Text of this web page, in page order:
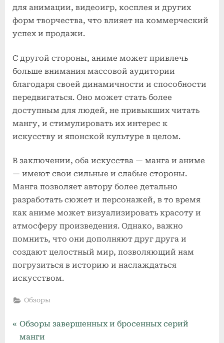
для анимации, видеоигр, косплея и других
форм творчества, что влияет на коммерческий
успех и продажи.
С другой стороны, аниме может привлечь
больше внимания массовой аудитории
благодаря своей динамичности и способности
передвигаться. Оно может стать более
доступным для людей, не привыкших читать
мангу, и стимулировать их интерес к
искусству и японской культуре в целом.
В заключении, оба искусства — манга и аниме
— имеют свои сильные и слабые стороны.
Манга позволяет автору более детально
разработать сюжет и персонажей, в то время
как аниме может визуализировать красоту и
атмосферу произведения. Однако, важно
помнить, что они дополняют друг друга и
создают целостный мир, позволяющий нам
погрузиться в историю и наслаждаться
искусством.
Обзоры
Навигация
P
r
Обзоры завершенных и бросенных серий
манги